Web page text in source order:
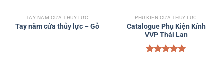
TAY NẮM CỬA THỦY LỰC
Tay nắm cửa thủy lực – Gỗ
PHỤ KIỆN CỬA THỦY LỰC
Catalogue Phụ Kiện Kính
VVP Thái Lan